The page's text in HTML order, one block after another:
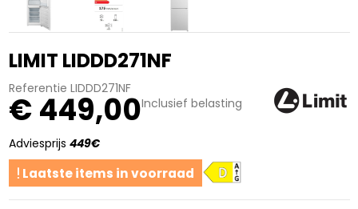
LIMIT LIDDD271NF
Referentie LIDDD271NF
€ 449,00Inclusief belasting
Adviesprijs 449€
Laatste items in voorraad D